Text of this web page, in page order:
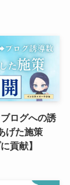
ログへの誘
げた施策
貢献】